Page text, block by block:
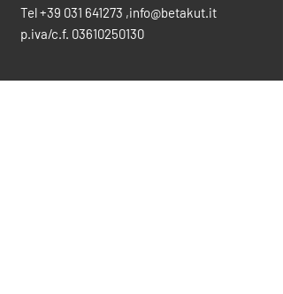
Tel+39 031 641273 ,info@betakut.it
p.iva/c.f. 03610250130